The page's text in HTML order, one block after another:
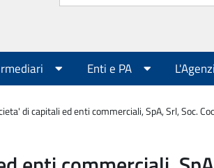
sito:
Enti e PA
di capitali ed enti commerciali, SpA, Srl, Soc.